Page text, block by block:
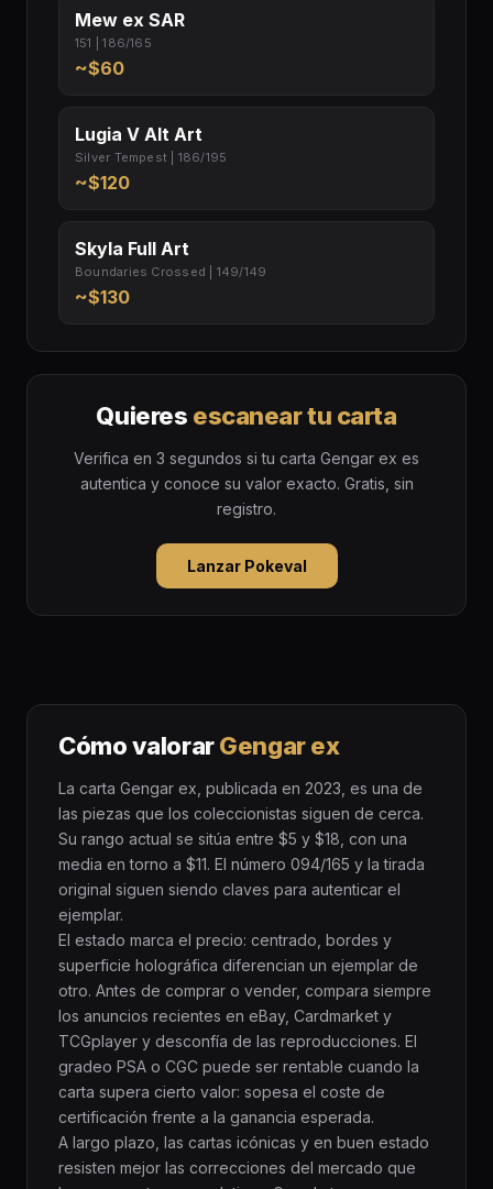
Mew ex SAR
151 | 186/165
~$60
Lugia V Alt Art
Silver Tempest | 186/195
~$120
Skyla Full Art
Boundaries Crossed | 149/149
~$130
Quieres escanear tu carta
Verifica en 3 segundos si tu carta Gengar ex es
autentica y conoce su valor exacto. Gratis, sin
registro.
Lanzar Pokeval
Cómo valorarGengar ex
La carta Gengar ex, publicada en 2023, es una de
las piezas que los coleccionistas siguen de cerca.
Su rango actual se sitúa entre $5 y $18, con una
media en torno a $11. El número 094/165 y la tirada
original siguen siendo claves para autenticar el
ejemplar.
El estado marca el precio: centrado, bordes y
superficie holográfica diferencian un ejemplar de
otro. Antes de comprar o vender, compara siempre
los anuncios recientes en eBay, Cardmarket y
TCGplayer y desconfía de las reproducciones. El
gradeo PSA o CGC puede ser rentable cuando la
carta supera cierto valor: sopesa el coste de
certificación frente a la ganancia esperada.
A largo plazo, las cartas icónicas y en buen estado
resisten mejor las correcciones del mercado que